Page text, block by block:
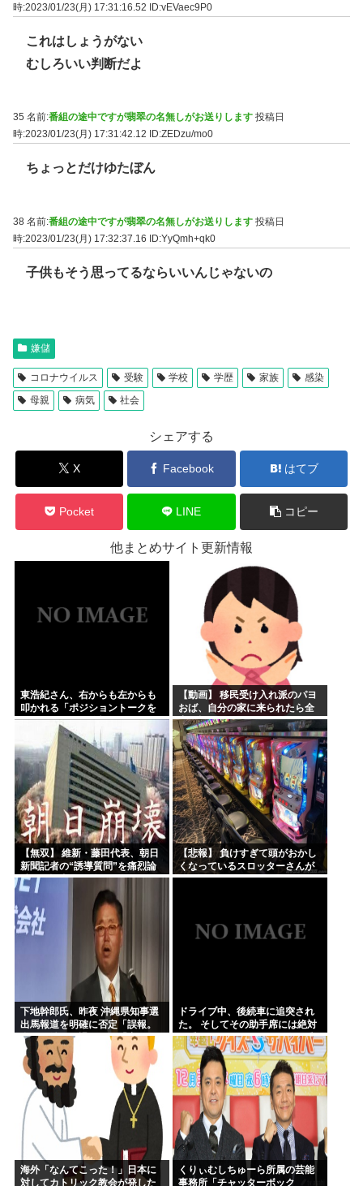
時:2023/01/23(月) 17:31:16.52 ID:vEVaec9P0
これはしょうがない
むしろいい判断だよ
35 名前:番組の途中ですが翡翠の名無しがお送りします 投稿日
時:2023/01/23(月) 17:31:42.12
ID:ZEDzu/mo0
ちょっとだけゆたぼん
38 名前:番組の途中ですが翡翠の名無しがお送りします 投稿日
時:2023/01/23(月) 17:32:37.16 ID:YyQmh+qk0
子供もそう思ってるならいいんじゃないの
嫌儲
コロナウイルス 受験 学校 学歴 家族
感染
母親
病気 社会
シェアする
X Facebook はてブ
Pocket LINE コピー
他まとめサイト更新情報
東浩紀さん、右からも左からも
叩かれる「ポジショントークを
しないからこそ信頼できる」と
擁護されるwww
【動画】 移民受け入れ派のパヨ
おば、自分の家に来られたら全
力で拒否るｗｗｗｗｗｗｗｗｗ
ｗｗｗ
【無双】 維新・藤田代表、朝日
新聞記者の“誘導質問”を痛烈論
破する記者会見動画がネットで
大反響ｗｗｗｗｗ
【悲報】 負けすぎて頭がおかし
くなっているスロッターさんが
発見される…
下地幹郎氏、昨夜 沖縄県知事選
出馬報道を明確に否定「誤報。
私は政治を引退した」「出な
い」「出ない。変わらない」と
繰り返し強調
ドライブ中、後続車に追突され
た。 そしてその助手席には絶対
に乗っていてはいけない人が乗
っていた。どうすればいいん
だ……..
海外「なんてこった！」日本に
対してカトリック教会が発した
くりぃむしちゅーら所属の芸能
事務所「チャッターボック